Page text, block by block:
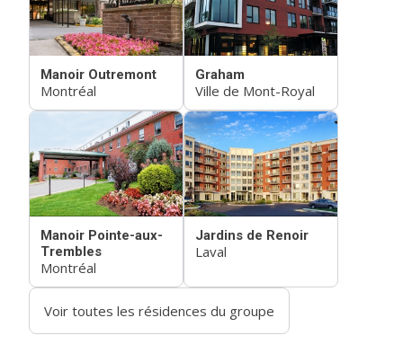
Manoir Outremont
Montréal
Graham
Ville de Mont-Royal
Manoir Pointe-aux-
Trembles
Montréal
Jardins de Renoir
Laval
Voir toutes les résidences du groupe